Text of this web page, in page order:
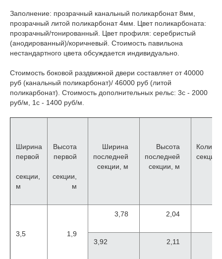
Заполнение: прозрачный канальный поликарбонат 8мм,
прозрачный литой поликарбонат 4мм. Цвет поликарбоната:
прозрачный/тонированный. Цвет профиля: серебристый
(анодированный)/коричневый. Стоимость павильона
нестандартного цвета обсуждается индивидуально.
Стоимость боковой раздвижной двери составляет от 40000
руб (канальный поликарбонат)/ 46000 руб (литой
поликарбонат). Стоимость дополнительных рельс: 3с - 2000
руб/м, 1с - 1400 руб/м.
Ширина
первой
секции,
м
Высота
первой
секции,
м
Ширина
последней
секции, м
Высота
последней
секции, м
секций
3,5 1,9
3,78 2,04
3,92 2,11